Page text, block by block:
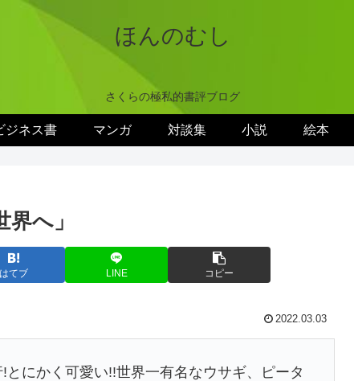
ほんのむし
さくらの極私的書評ブログ
ジネス書 マンガ 対談集 小説 絵本
へ」
はてブ LINE コピー
2022.03.03
にかく可愛い!!世界一有名なウサギ、ピータ